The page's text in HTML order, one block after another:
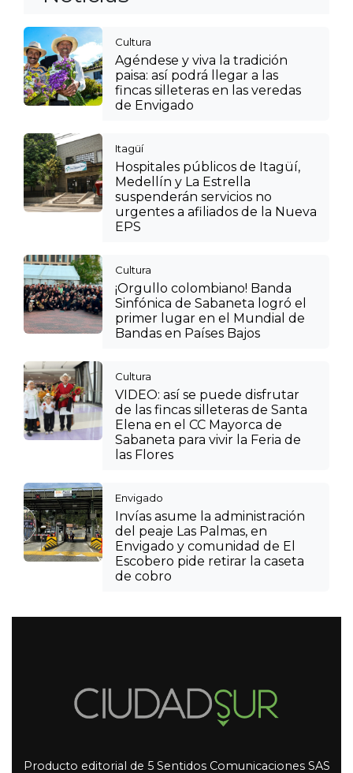
Cultura
Agéndese y viva la tradición
paisa: así podrá llegar a las
fincas silleteras en las veredas
de Envigado
Itagüí
Hospitales públicos de Itagüí,
Medellín y La Estrella
suspenderán servicios no
urgentes a afiliados de la Nueva
EPS
Cultura
¡Orgullo colombiano! Banda
Sinfónica de Sabaneta logró el
primer lugar en el Mundial de
Bandas en Países Bajos
Cultura
VIDEO: así se puede disfrutar
de las fincas silleteras de Santa
Elena en el CC Mayorca de
Sabaneta para vivir la Feria de
las Flores
Envigado
Invías asume la administración
del peaje Las Palmas, en
Envigado y comunidad de El
Escobero pide retirar la caseta
de cobro
Producto editorial de 5 Sentidos Comunicaciones SAS